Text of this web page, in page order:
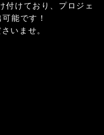
付けており、プロジェ
能です！
いませ。